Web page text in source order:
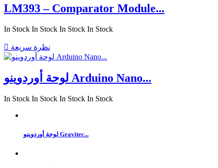
LM393 – Comparator Module...
In Stock In Stock In Stock In Stock
 نظرة سريعة
لوحة أوردوينو Arduino Nano...
In Stock In Stock In Stock In Stock
لوحة أوردوينو Gravitec...